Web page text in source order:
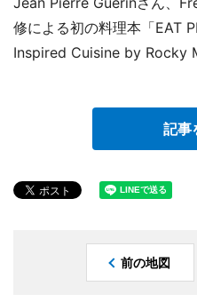
修による初の料理本「EAT
Inspired Cuisine by Rocky
記事
前の地図